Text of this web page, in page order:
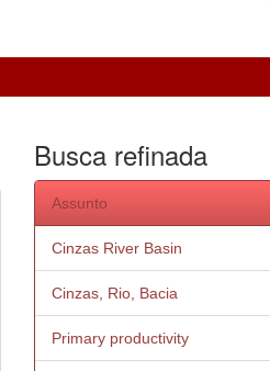
Busca refinada
Assunto
Cinzas River Basin
Cinzas, Rio, Bacia
Primary productivity